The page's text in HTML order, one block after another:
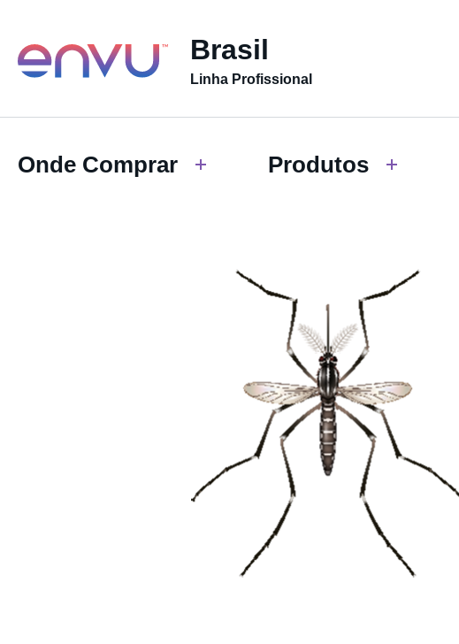
Brasil
Linha Profissional
Onde Comprar Produtos